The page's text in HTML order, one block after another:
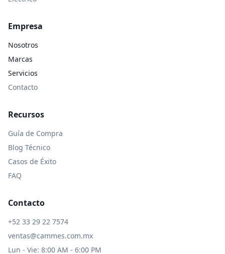
Empresa
Nosotros
Marcas
Servicios
Contacto
Recursos
Guía de Compra
Blog Técnico
Casos de Éxito
FAQ
Contacto
+52 33 29 22 7574
ventas@cammes.com.mx
Lun - Vie: 8:00 AM - 6:00 PM